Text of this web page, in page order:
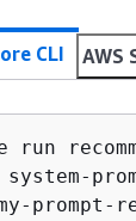
CLI AWS
run
system-
prompt-